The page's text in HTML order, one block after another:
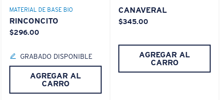
MATERIAL DE BASE BIO
RINCONCITO
$296.00
GRABADO DISPONIBLE
AGREGAR AL
CARRO
CANAVERAL
$345.00
AGREGAR AL
CARRO